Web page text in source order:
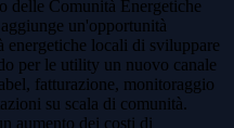
delle Comunità Energetiche
un'opportunità
energetiche locali di sviluppare
per le utility un nuovo canale
fatturazione, monitoraggio
su scala di comunità.
aumento dei costi di